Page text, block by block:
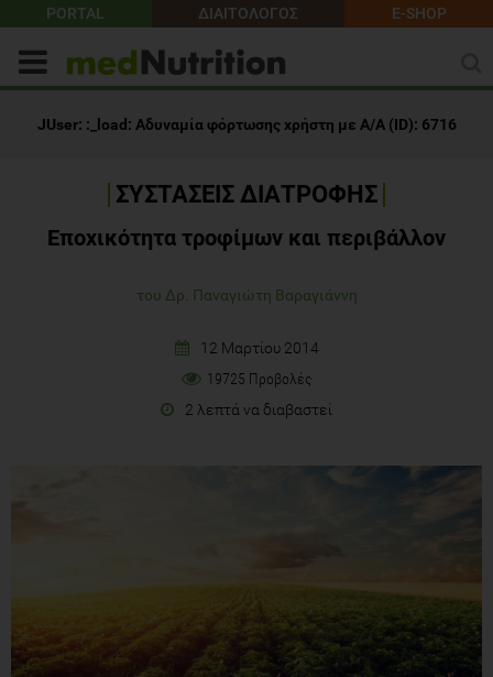
PORTAL ΔΙΑΙΤΟΛΟΓΟΣ E-SHOP
ΣΥΣΤΑΣΕΙΣ ΔΙΑΤΡΟΦΗΣ
του Δρ. Παναγιώτη Βαραγιάννη
2 λεπτά να διαβαστεί
Photo source: www.bigstockphoto.com